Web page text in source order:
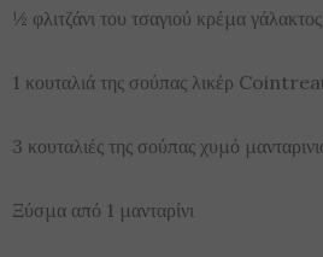
½ φλιτζάνι του τσαγιού κρέμα γάλακτος
1 κουταλιά της σούπας λικέρ
3 κουταλιές της σούπας χυμό
Ξύσμα από 1 μανταρίνι